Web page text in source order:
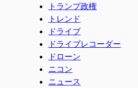
トランプ政権
トレンド
ドライブ
ドライブレコーダー
ドローン
ニコン
ニュース